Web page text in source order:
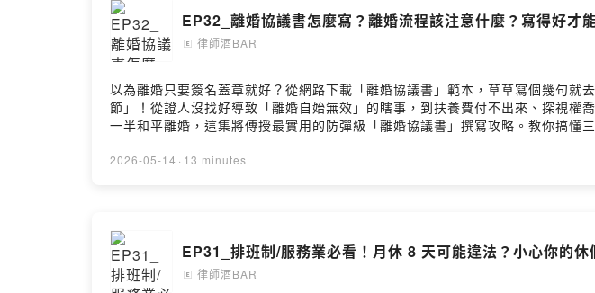
EP32_離婚協議書怎麼寫？離婚流程該注意什麼？寫得好才
🄴 律師酒BAR
以為離婚只要簽名蓋章就好？從網路下載「離婚協議書」範本，草草寫個幾句
節」！從證人沒找好導致「離婚自始無效」的瞎事，到扶養費付不出來、探視
一半和平離婚，這集將傳授最實用的防彈級「離婚協議書」撰寫攻略。教你搞
「加速條款」防擺爛📌 探視權別寫隨時可探！約定明確時間與接送細節📌 財產
2026-05-14 · 13 minutes
EP31_排班制/服務業必看！月休 8 天可能違法？小心你的休
🄴 律師酒BAR